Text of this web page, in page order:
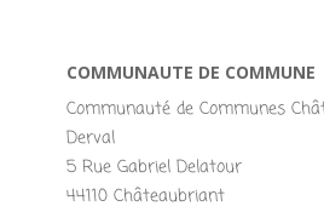
COMMUNAUTE DE COMMUNE
Communauté de Communes
Derval
5 Rue Gabriel Delatour
44110 Châteaubriant